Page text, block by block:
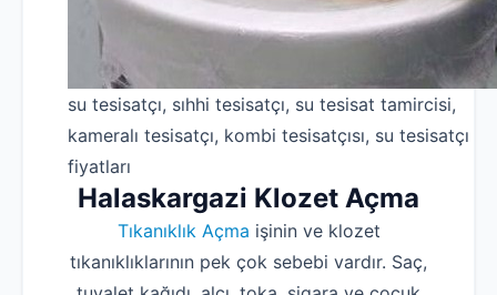
su tesisatçı, sıhhi tesisatçı, su tesisat tamircisi,
kameralı tesisatçı, kombi tesisatçısı, su tesisatçı
fiyatları
Halaskargazi Klozet Açma
Tıkanıklık Açma işinin ve klozet
tıkanıklıklarının pek çok sebebi vardır. Saç,